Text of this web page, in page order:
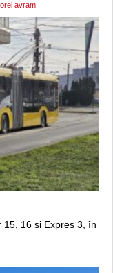
avram
15, 16 și Expres 3, în